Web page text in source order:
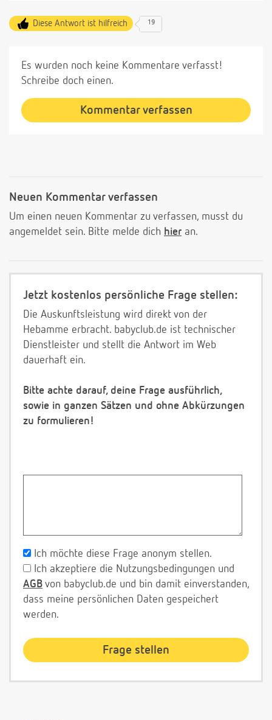
Diese Antwort ist hilfreich 19
Es wurden noch keine Kommentare verfasst!
Schreibe doch einen.
Kommentar verfassen
Neuen Kommentar verfassen
Um einen neuen Kommentar zu verfassen, musst du
angemeldet sein. Bitte melde dich hier an.
Jetzt kostenlos persönliche Frage stellen:
Die Auskunftsleistung wird direkt von der
Hebamme erbracht. babyclub.de ist technischer
Dienstleister und stellt die Antwort im Web
dauerhaft ein.
Bitte achte darauf, deine Frage ausführlich,
sowie in ganzen Sätzen und ohne Abkürzungen
zu formulieren!
Ich möchte diese Frage anonym stellen.
Ich akzeptiere die Nutzungsbedingungen und
AGB von babyclub.de und bin damit einverstanden,
dass meine persönlichen Daten gespeichert
werden.